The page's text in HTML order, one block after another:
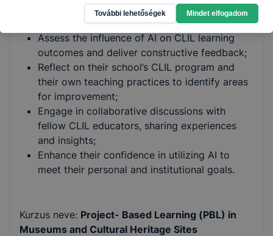
impactful and engaging CLIL units and
Assess the influence of AI on CLIL learning
outcomes and deliver constructive feedback;
Reflect on their school’s CLIL program and
their own teaching practices to identify areas
for improvement;
Engage in collaborative discussions with
fellow CLIL educators, sharing experiences
and insights;
Enhance their confidence in utilizing AI to
meet their personal and institutional goals.
Kurzus neve: Project- Based Learning (PBL) in
Museums and Cultural Heritage Sites
További lehetőségek Mindet elfogadom